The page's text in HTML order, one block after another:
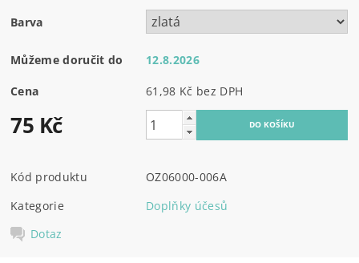
Barva
Můžeme doručit do 12.8.2026
Cena 61,98 Kč bez DPH
75 Kč
Kód produktu
OZ06000-006A
Kategorie
Doplňky účesů
Dotaz